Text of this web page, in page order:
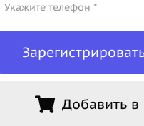
Укажите телефон *
Добавить в